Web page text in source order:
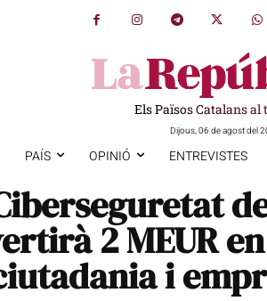
Els Països Catalans al
Dijous, 06 de agost del
PAÍS OPINIÓ ENTREVISTES
2 MEUR en
i